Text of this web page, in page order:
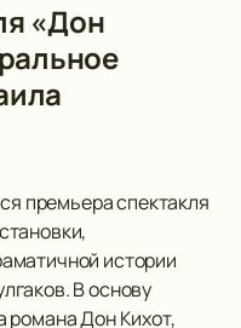
«Дон
премьера спектакля
истории
В основу
романа Дон Кихот,